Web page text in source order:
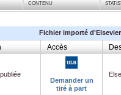
CONTENU
Fichier importé d'Elsevier
Accès
Demander un
tiré à part